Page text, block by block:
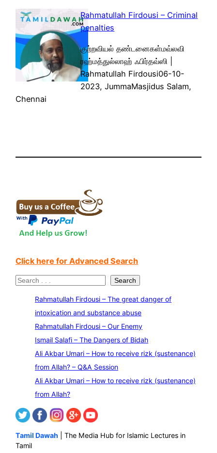
Rahmatullah Firdousi – Criminal
penalties
குற்றவியல் தண்டனைகள்மவ்லவி
ரஹ்மத்துல்லாஹ் ஃபிர்தவ்ஸி |
Rahmatullah Firdousi06-10-
2023, JummaMasjidus Salam,
Chennai
Click here for Advanced Search
S
Search
Rahmatullah Firdousi – The great danger of
intoxication and substance abuse
Rahmatullah Firdousi – Our Enemy
Ismail Salafi – The Dangers of Bidah
Ali Akbar Umari – How to receive rizk (sustenance)
from Allah? – Q&A Session
Ali Akbar Umari – How to receive rizk (sustenance)
from Allah?
Tamil Dawah | The Media Hub for Islamic Lectures in
Tamil